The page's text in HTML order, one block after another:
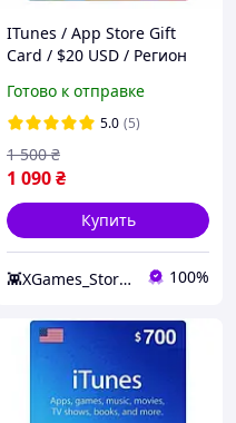
ITunes / App Store Gift
Card / $20 USD / Регион
App Store Gift Card / $20
USA / Быстрая доставка
Готово к отправке
5.0 (5)
1 090₴
1 500 ₴
Купить
👾XGames_Store👾 100%